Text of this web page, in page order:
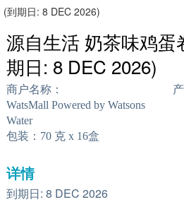
到期日: 8 DEC 2026)
源自生活 奶茶味鸡蛋
期日: 8 DEC 2026)
商户名称：
WatsMall Powered by Watsons
Water
包装： 70 克 x 16盒
详情
到期日: 8 DEC 2026